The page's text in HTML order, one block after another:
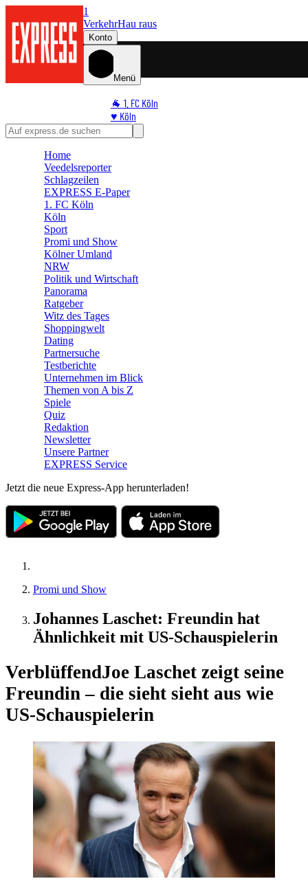
1
VerkehrHau raus
Konto
Menü
🐐 1. FC Köln
♥️ Köln
⭐ Promi
🛒 Shoppingwelt
Home
Veedelsreporter
Schlagzeilen
EXPRESS E-Paper
1. FC Köln
Köln
Sport
Promi und Show
Kölner Umland
NRW
Politik und Wirtschaft
Panorama
Ratgeber
Witz des Tages
Shoppingwelt
Dating
Partnersuche
Testberichte
Unternehmen im Blick
Themen von A bis Z
Spiele
Quiz
Redaktion
Newsletter
Unsere Partner
EXPRESS Service
Jetzt die neue Express-App herunterladen!
Promi und Show
Johannes Laschet: Freundin hat
Ähnlichkeit mit US-Schauspielerin
VerblüffendJoe Laschet zeigt seine
Freundin – die sieht sieht aus wie
US-Schauspielerin